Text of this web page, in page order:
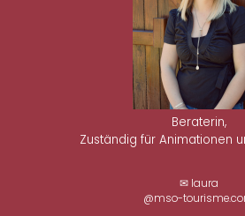
Beraterin,
Zuständig für Animationen
✉ laura
@mso-